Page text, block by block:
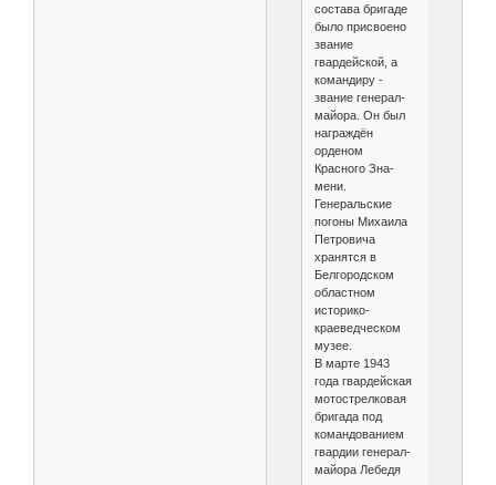
состава бригаде
было присвоено
звание
гвардейской, а
командиру -
звание генерал-
майора. Он был
награждён
орденом
Красного Зна­
мени.
Генеральские
погоны Михаила
Петровича
хранятся в
Белго­родском
областном
историко-
краеведче­ском
музее.
В марте 1943
года гвардейская
мото­стрелковая
бригада под
командованием
гвардии генерал-
майора Лебедя